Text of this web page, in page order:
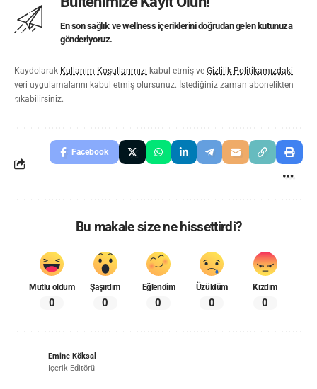
En son sağlık ve wellness içeriklerini doğrudan gelen kutunuza
gönderiyoruz.
Kaydolarak Kullanım Koşullarımızı kabul etmiş ve Gizlilik Politikamızdaki
veri uygulamalarını kabul etmiş olursunuz. İstediğiniz zaman abonelikten
çıkabilirsiniz.
Facebook
Bu makale size ne hissettirdi?
Mutlu oldum
0
Şaşırdım
0
Eğlendim
0
Üzüldüm
0
Kızdım
0
Emine Köksal
İçerik Editörü